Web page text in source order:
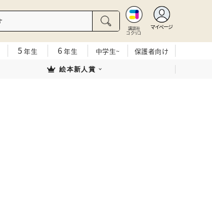
講談社
コクリコ
マイページ
5 年生 6 年生 中学生~
保護者向け
絵本新人賞